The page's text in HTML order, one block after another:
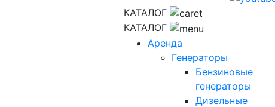
КАТАЛОГ
КАТАЛОГ
Аренда
Генераторы
Бензиновые
генераторы
Дизельные